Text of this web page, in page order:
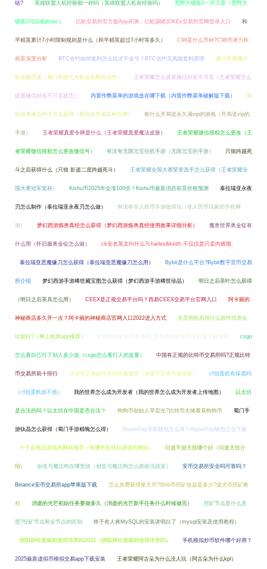
链? 英雄联盟人机经验都一样吗（英雄联盟人机有经验吗） 荒野大镖客2一共几章（荒野大
镖客2可以啪的npc） 亿欧交易所官方版App评测，亿欧|易欧|OKEx交易所官网登录入口 和
平精英累计7小时限制规则是什么（和平精英超过7小时等多久） C98是什么币种?C98币潜力和
前景深度分析 BTC合约如何套利怎么玩才不会亏？BTC合约无风险套利原理 蜀门手游哪个
职业最厉害（蜀门手游七大职业后期可玩性） 王者荣耀怎么设置微信好友不可见（王者荣耀怎么
设置微信好友不可见状态） 内置作弊菜单的游戏盒在哪下载（内置作弊菜单破解版下载） 我
的世界南瓜种子怎么获得（我的世界南瓜种在哪） 有什么开局送永久满vip的游戏（开局送vip的
手游） 王者荣耀真爱令牌是什么（王者荣耀真爱魔法皮肤） 王者荣耀微信授权怎么更改（王
者荣耀微信授权怎么更改微信号） 有没有无限元宝挂机手游（无限元宝的手游） 只狼跨越死
斗之后获得什么（只狼 影逝二度跨越死斗） 王者荣耀全国大赛荣誉选手怎么获得（王者荣耀全
国大赛冠军奖杯） Kishu币2025年会涨100倍？Kishu币最新消息前景价格预测 泰拉瑞亚永夜
刃怎么制作（泰拉瑞亚永夜刃怎么做） 有没有非人民币手游值得玩（非人民币玩家的手机网
游） 梦幻西游炼兽真经怎么获得（梦幻西游炼兽真经使用效果详细分析） 魔兽世界奥金锭有
什么用（怀旧服奥金锭怎么做） ck全名英文叫什么?charles&keith 不仅仅是只卖内裤哦、
泰拉瑞亚恶魔镰刀怎么获得（泰拉瑞亚恶魔镰刀怎么用） Bybit是什么平台?Bybit数字货币交易
所介绍 梦幻西游手游稀世藏宝图怎么获得（梦幻西游手游稀世珍品） 明日之后茶叶怎么获得
（明日之后茶具怎么用） CEEX是正规交易平台吗？西易CEEX交易平台官网入口 阿卡丽的
神秘商店多久开一次？阿卡丽的神秘商店官网入口2022进入方式 在昆明租房用什么软件找房会
比较好?（网上租房app推荐） 比特币挖矿软件有哪些_比特币挖矿软件手机版下载安装 csgo
怎么看自己打了别人多少血（csgo怎么看打人的血量） 中国有正规的比特币交易所吗?正规比特
币交易所前十排行 冰原守卫者如何开启猎魔城堡（冰原守卫者手游攻略） cf扭蛋机有保底吗
（cf扭蛋机值不值） 我的世界怎么成为开发者（我的世界怎么成为开发者上传地图） 以太坊
是合法的吗？以太坊在中国是否合法？ 狗狗币创始人早卖光?比特币大佬看衰狗狗币 蜀门手
游钛晶怎么获得（蜀门手游精魄怎么得） HyperPay手机钱包怎么用？HyperPay钱包怎么下载
十个在线玩游戏的网站推荐（有哪些在线玩游戏的网站） 问道手游天技哪个好（问道天技介
绍） 创造与魔法狗在哪里抓（创造与魔法狗怎么抓能当战宠） 安币交易所安全吗可靠吗？
Binance安币交易所app苹果版下载 怎么免费获得柴犬币?Shib币挖矿收益是多少?柴犬币挖矿教
程 消逝的光芒初始任务要做多久（消逝的光芒新手任务什么时候做完） 挖矿节点是什么意
思?挖矿节点和全节点的区别 终于有人将MySQL的安装讲明白了（mysql安装及使用教程）
阴阳师铃鹿御前值得培养吗2022（阴阳师铃鹿御前值得培养吗） 手机模拟炒币软件哪个好用？
2025最新虚拟币模拟交易app下载安装 王者荣耀阿古朵为什么没人玩（阿古朵为什么kpl）